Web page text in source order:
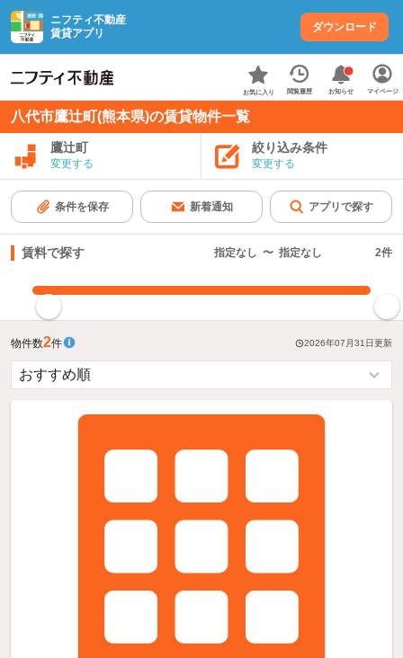
ニフティ不動産
賃貸アプリ
ダウンロード
お気に入り 閲覧履歴 お知らせ マイページ
八代市鷹辻町(熊本県)の賃貸物件一覧
鷹辻町
変更する
絞り込み条件
変更する
条件を保存 新着通知 アプリで探す
賃料で探す 指定なし 〜 指定なし 2件
物件数2件 2026年07月31日更新